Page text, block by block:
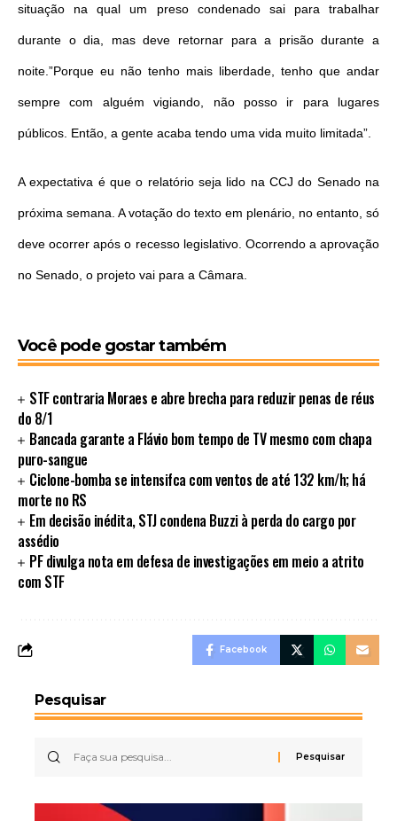
situação na qual um preso condenado sai para trabalhar
durante o dia, mas deve retornar para a prisão durante a
noite.”Porque eu não tenho mais liberdade, tenho que andar
sempre com alguém vigiando, não posso ir para lugares
públicos. Então, a gente acaba tendo uma vida muito limitada”.
A expectativa é que o relatório seja lido na CCJ do Senado na
próxima semana. A votação do texto em plenário, no entanto, só
deve ocorrer após o recesso legislativo. Ocorrendo a aprovação
no Senado, o projeto vai para a Câmara.
Você pode gostar também
STF contraria Moraes e abre brecha para reduzir penas de réus
do 8/1
Bancada garante a Flávio bom tempo de TV mesmo com chapa
puro-sangue
Ciclone-bomba se intensifca com ventos de até 132 km/h; há
morte no RS
Em decisão inédita, STJ condena Buzzi à perda do cargo por
assédio
PF divulga nota em defesa de investigações em meio a atrito
com STF
Facebook
Pesquisar